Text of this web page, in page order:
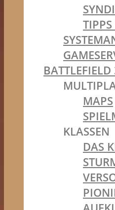
BATTLEFIELD
MAPS
KLASSEN
DAS